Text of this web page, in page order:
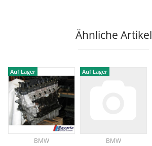
Ähnliche Artikel
Auf Lager
BMW
Auf Lager
BMW